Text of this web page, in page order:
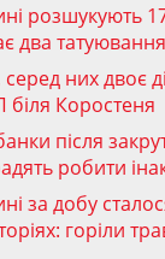
розшукують
два
них двоє
біля Коростеня
після
робити
за добу
горіли